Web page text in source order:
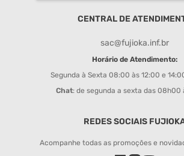
CENTRAL DE
sac@fujioka.inf.br
Horário de Atendimento:
Segunda à Sexta 08:00 às 12:00 e
Chat: de segunda a sexta das 08h00
REDES SOCIAIS
Acompanhe todas as promoções e